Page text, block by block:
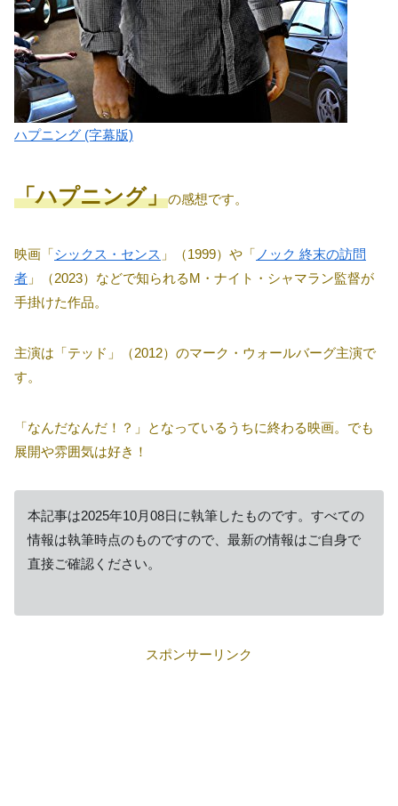
ハプニング (字幕版)
「ハプニング」の感想です。
映画「シックス・センス 」（1999）や「 ノック 終末の訪問
者 」（2023）などで知られるM・ナイト・シャマラン監督が
手掛けた作品。
主演は「テッド」（2012）のマーク・ウォールバーグ主演で
す。
「なんだなんだ！？」となっているうちに終わる映画。でも
展開や雰囲気は好き！
本記事は2025年10月08日に執筆したものです。すべての
情報は執筆時点のものですので、最新の情報はご自身で
直接ご確認ください。
スポンサーリンク